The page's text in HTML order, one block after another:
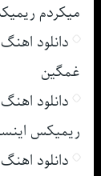
میکردم
دانلود
غمگین
دانلود
ریمیکس
دانلود